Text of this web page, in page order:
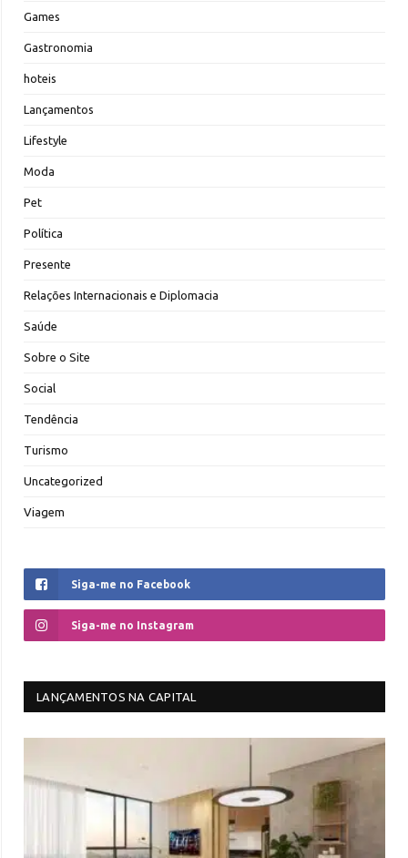
Games
Gastronomia
hoteis
Lançamentos
Lifestyle
Moda
Pet
Política
Presente
Relações Internacionais e Diplomacia
Saúde
Sobre o Site
Social
Tendência
Turismo
Uncategorized
Viagem
Siga-me no Facebook
Siga-me no Instagram
LANÇAMENTOS NA CAPITAL